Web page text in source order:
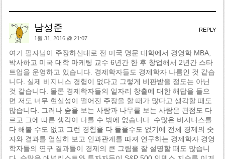
남성준
1월 31, 2016 @ 21:07
여기 필자님이 주장하신대로 전 미국 명문 대학에서 경영학 MBA,
박사하고 미국 대학 마케팅 교수 6년간 한 후 창업해서 2년간 스타
트업을 운영하고 있습니다. 경제학자들도 경제학자 나름인 것 같습
니다. 실제 비지니스 경험이 없다고 그렇게 비판받을 정도는 아닌
것 같습니다. 물론 경제학자들의 일자리 창출에 대한 해답을 들으
면 저도 너무 현실성이 떨어진 주장을 할 때가 많다고 생각할 때도
많습니다. 그러나 숲을 보는 사람과 나무를 보는 사람은 관점도 다
르고 그에 따른 생각이 다를 수 밖에 없습니다. 수많은 비지니스를
다 해볼 수도 없고 그런 경험을 다 들을수도 없기에 전체 경제의 숫
자와 결과를 열심히 보고 인과관계를 따져 연구하는 경제학자 경영
학자들의 연구 결과들이 경제의 큰 그림을 잘 설명할 때도 많습니
REPLY